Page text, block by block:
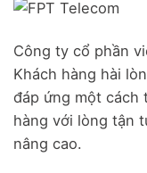
Công ty cổ phần
Khách hàng hài
đáp ứng một cách
hàng với lòng tận
nâng cao.